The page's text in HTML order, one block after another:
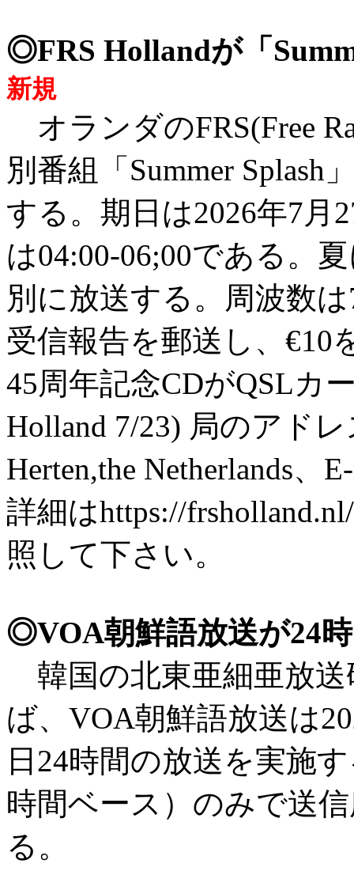
◎FRS Hollandが「
新規
オランダのFRS(Free
別番組「Summer
する。期日は2026年7月
は04:00-06;00である。
別に放送する。周波数
受信報告を郵送し、€10
45周年記念CDがQSLカ
Holland 7/23) 局のアドレ
Herten,the Netherlands、
詳細はhttps://
照して下さい。
◎VOA朝鮮語放送が24
韓国の北東亜細亜放
ば、VOA朝鮮語放送は
日24時間の放送を実施
時間ベース）のみで送
る。